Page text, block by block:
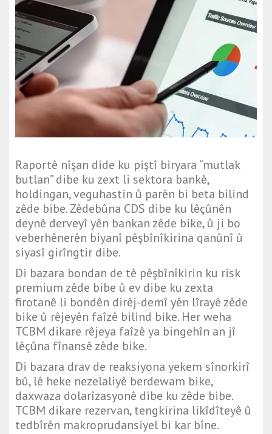
Raportê nîşan dide ku piştî biryara “mutlak
butlan” dibe ku zext li sektora bankê,
holdingan, veguhastin û parên bi beta bilind
zêde bibe. Zêdebûna CDS dibe ku lêçûnên
deynê derveyî yên bankan zêde bike, û ji bo
veberhênerên biyanî pêşbînîkirina qanûnî û
siyasî girîngtir dibe.
Di bazara bondan de tê pêşbînîkirin ku risk
premium zêde bibe û ev dibe ku zexta
firotanê li bondên dirêj-demî yên lîrayê zêde
bike û rêjeyên faîzê bilind bike. Her weha
TCBM dikare rêjeya faîzê ya bingehîn an jî
lêçûna fînansê zêde bike.
Di bazara drav de reaksiyona yekem sînorkirî
bû, lê heke nezelaliyê berdewam bike,
daxwaza dolarîzasyonê dibe ku zêde bibe.
TCBM dikare rezervan, tengkirina likîdîteyê û
tedbîrên makroprudansiyel bi kar bîne.